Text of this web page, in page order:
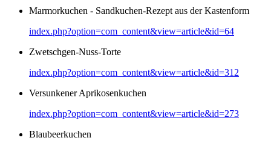
Marmorkuchen - Sandkuchen-Rezept aus der Kastenform
index.php?option=com_content&view=article&id=64
Zwetschgen-Nuss-Torte
index.php?option=com_content&view=article&id=312
Versunkener Aprikosenkuchen
index.php?option=com_content&view=article&id=273
Blaubeerkuchen